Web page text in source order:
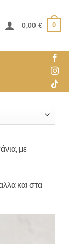
0,00 € 0
με
και στα